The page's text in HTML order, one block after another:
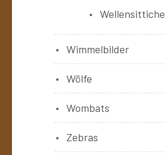
Wellensittiche
Wimmelbilder
Wölfe
Wombats
Zebras